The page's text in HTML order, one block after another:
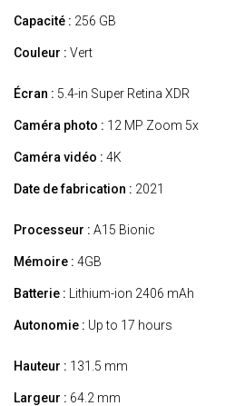
Capacité : 256 GB
Couleur : Vert
Écran : 5.4-in Super Retina XDR
Caméra photo : 12 MP Zoom 5x
Caméra vidéo : 4K
Date de fabrication : 2021
Processeur : A15 Bionic
Mémoire : 4GB
Batterie : Lithium-ion 2406 mAh
Autonomie : Up to 17 hours
Hauteur : 131.5 mm
Largeur : 64.2 mm